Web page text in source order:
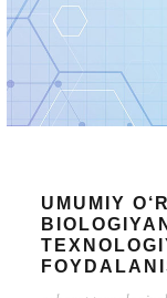
UMUMIY